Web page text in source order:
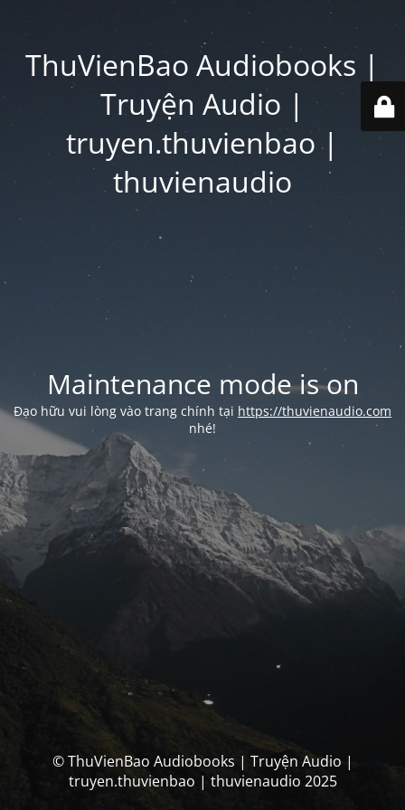
ThuVienBao Audiobooks |
Truyện Audio |
truyen.thuvienbao |
thuvienaudio
Maintenance mode is on
Đạo hữu vui lòng vào trang chính tại https://thuvienaudio.com
nhé!
© ThuVienBao Audiobooks | Truyện Audio |
truyen.thuvienbao | thuvienaudio 2025